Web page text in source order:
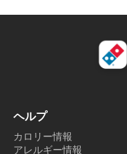
ヘルプ
カロリー情報
アレルギー情報